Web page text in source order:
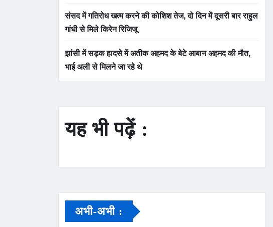
संसद में गतिरोध खत्म करने की कोशिश तेज, दो दिन में दूसरी बार राहुल
गांधी से मिले किरेन रिजिजू
झांसी में सड़क हादसे में अतीक अहमद के बेटे आबान अहमद की मौत,
भाई अली से मिलने जा रहे थे
यह भी पढ़ें :
अभी-अभी :